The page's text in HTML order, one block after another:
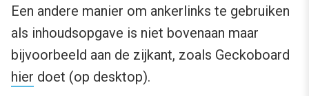
Een andere manier om ankerlinks te gebruiken
als inhoudsopgave is niet bovenaan maar
bijvoorbeeld aan de zijkant, zoals Geckoboard
hier doet (op desktop).